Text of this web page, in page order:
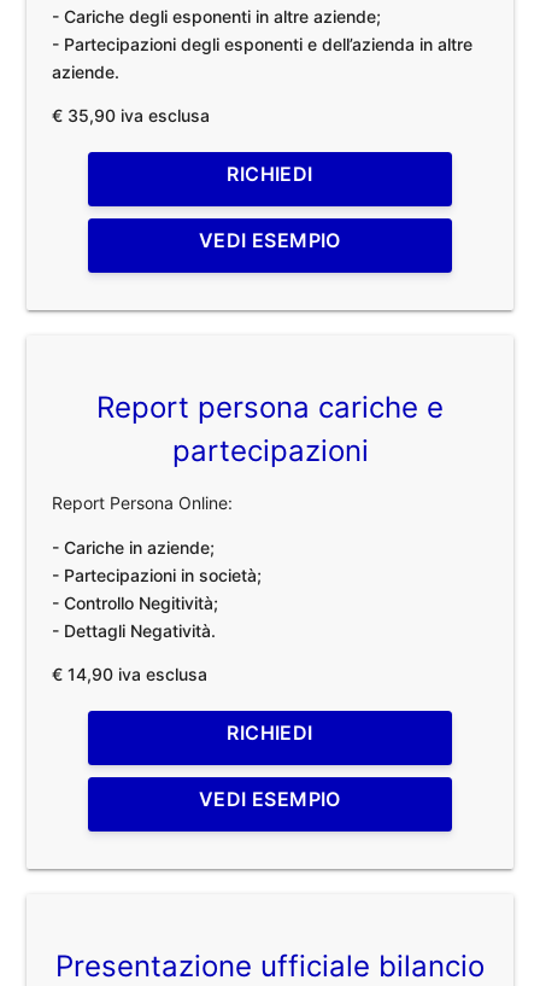
- Cariche degli esponenti in altre aziende;
- Partecipazioni degli esponenti e dell’azienda in altre
aziende.
€ 35,90 iva esclusa
RICHIEDI
VEDI ESEMPIO
Report persona cariche e
partecipazioni
Report Persona Online:
- Cariche in aziende;
- Partecipazioni in società;
- Controllo Negitività;
- Dettagli Negatività.
€ 14,90 iva esclusa
RICHIEDI
VEDI ESEMPIO
Presentazione ufficiale bilancio